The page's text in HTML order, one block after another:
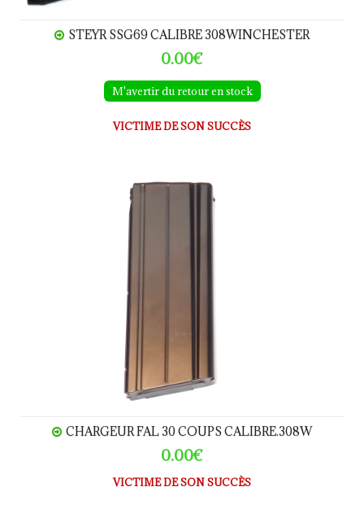
STEYR SSG69 CALIBRE 308WINCHESTER
0.00€
M'avertir du retour en stock
VICTIME DE SON SUCCÈS
Chargeur FAL 30 coups calibre.308W
CHARGEUR FAL 30 COUPS CALIBRE.308W
0.00€
VICTIME DE SON SUCCÈS